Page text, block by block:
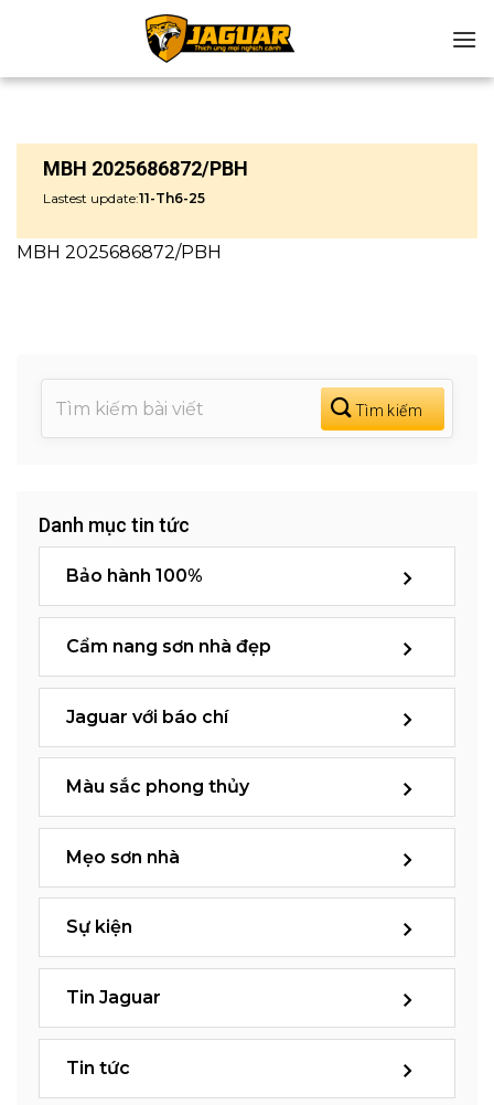
MBH 2025686872/PBH
Lastest update:11-Th6-25
MBH 2025686872/PBH
Danh mục tin tức
Bảo hành 100%
Cẩm nang sơn nhà đẹp
Jaguar với báo chí
Màu sắc phong thủy
Mẹo sơn nhà
Sự kiện
Tin Jaguar
Tin tức